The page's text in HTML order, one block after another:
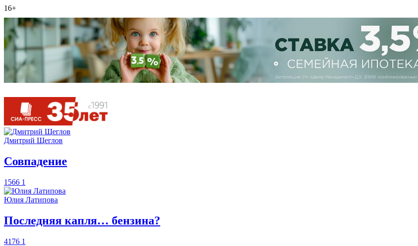
16+
Дмитрий Щеглов
​Совпадение
1566 1
Юлия Латипова
​Последняя капля… бензина?
4176 1